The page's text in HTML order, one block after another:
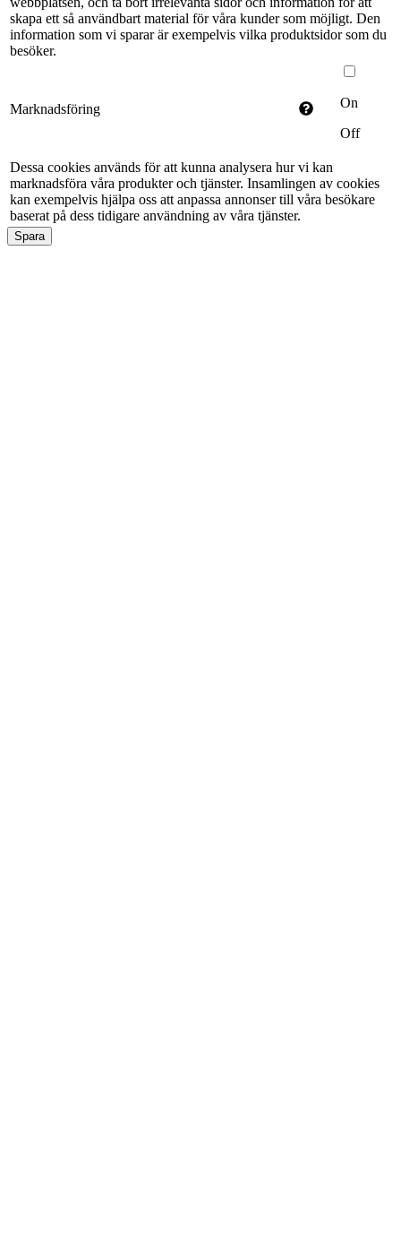
skapa ett så användbart material för våra kunder som möjligt. Den
information som vi sparar är exempelvis vilka produktsidor som du
besöker.
Marknadsföring
On
Off
Dessa cookies används för att kunna analysera hur vi kan
marknadsföra våra produkter och tjänster. Insamlingen av cookies
kan exempelvis hjälpa oss att anpassa annonser till våra besökare
baserat på dess tidigare användning av våra tjänster.
Spara